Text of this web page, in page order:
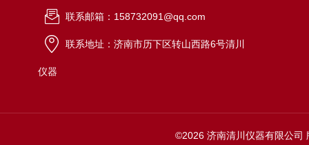
联系邮箱：158732091@qq.com
联系地址：济南市历下区转山西路6号清川
仪器
©2026 济南清川仪器有限公